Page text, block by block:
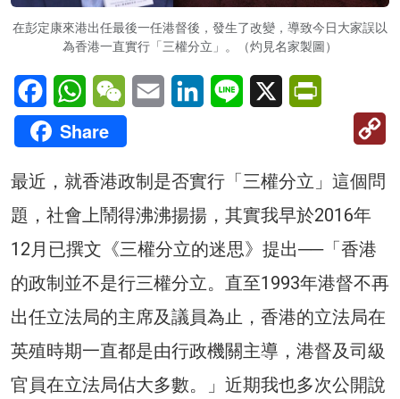
在彭定康來港出任最後一任港督後，發生了改變，導致今日大家誤以
為香港一直實行「三權分立」。（灼見名家製圖）
FacebookWhatsAppWeChatEmail LinkedInLine X
Share
最近，就香港政制是否實行「三權分立」這個問
題，社會上鬧得沸沸揚揚，其實我早於2016年
12月已撰文《三權分立的迷思》提出──「香港
的政制並不是行三權分立。直至1993年港督不再
出任立法局的主席及議員為止，香港的立法局在
英殖時期一直都是由行政機關主導，港督及司級
官員在立法局佔大多數。」近期我也多次公開說